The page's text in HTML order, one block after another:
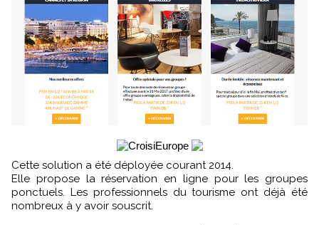
Cette solution a été déployée courant 2014.
Elle propose la réservation en ligne pour les groupes
ponctuels. Les professionnels du tourisme ont déjà été
nombreux à y avoir souscrit.